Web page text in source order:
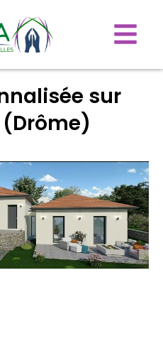
sur